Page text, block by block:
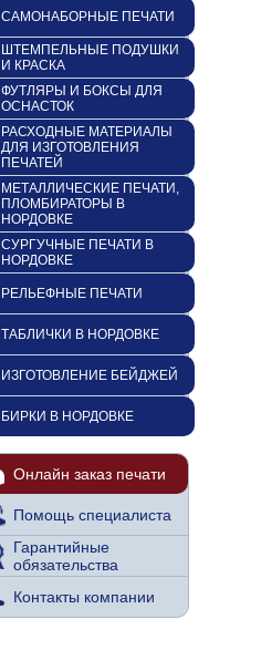
САМОНАБОРНЫЕ ПЕЧАТИ
ШТЕМПЕЛЬНЫЕ ПОДУШКИ
И КРАСКА
ФУТЛЯРЫ И БОКСЫ ДЛЯ
ОСНАСТОК
РАСХОДНЫЕ МАТЕРИАЛЫ
ДЛЯ ИЗГОТОВЛЕНИЯ
ПЕЧАТЕЙ
МЕТАЛЛИЧЕСКИЕ ПЕЧАТИ,
ПЛОМБИРАТОРЫ В
НОРДОВКЕ
СУРГУЧНЫЕ ПЕЧАТИ В
НОРДОВКЕ
РЕЛЬЕФНЫЕ ПЕЧАТИ
ТАБЛИЧКИ В НОРДОВКЕ
ИЗГОТОВЛЕНИЕ БЕЙДЖЕЙ
БИРКИ В НОРДОВКЕ
Онлайн заказ печати
Помощь специалиста
Гарантийные
обязательства
Контакты компании